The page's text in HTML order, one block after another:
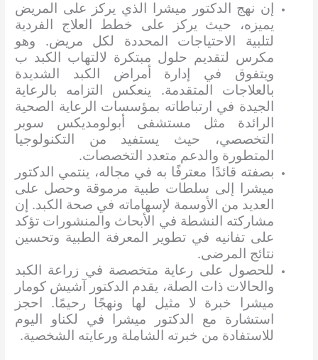
إن نهج الدكتور ميشرا الذي يركز على المريض
يميزه، حيث يركز على خطط العلاج الفردية
لتلبية الاحتياجات المحددة لكل مريض. وهو
مكرس لتقديم حلول مبتكرة لالتهاب الكبد ب
ويتفوق في إدارة أمراض الكبد الشديدة
بالعلاجات المتقدمة. ينعكس التزامه بالرعاية
الجيدة في ارتباطاته بمؤسسات الرعاية الصحية
الرائدة مثل مستشفى أبولومديكس سوبر
التخصصي، حيث يستفيد من التكنولوجيا
المتطورة والدعم متعدد التخصصات.
بصفته قائدًا معترفًا به في مجاله، ينتمي الدكتور
ميشرا إلى سلطات طبية مرموقة وحصل على
العديد من الأوسمة لإسهاماته في صحة الكبد. إن
مشاركته النشطة في الأبحاث والمنشورات تؤكد
على تفانيه في تطوير المعرفة الطبية وتحسين
نتائج المرضى.
للحصول على رعاية متخصصة في زراعة الكبد
والحالات ذات الصلة، يقدم الدكتور آشيش كومار
ميشرا خبرة لا مثيل لها ونهجًا رحيمًا. احجز
استشارة مع الدكتور ميشرا في لكناو اليوم
للاستفادة من خبرته الشاملة ورعايته الشخصية.